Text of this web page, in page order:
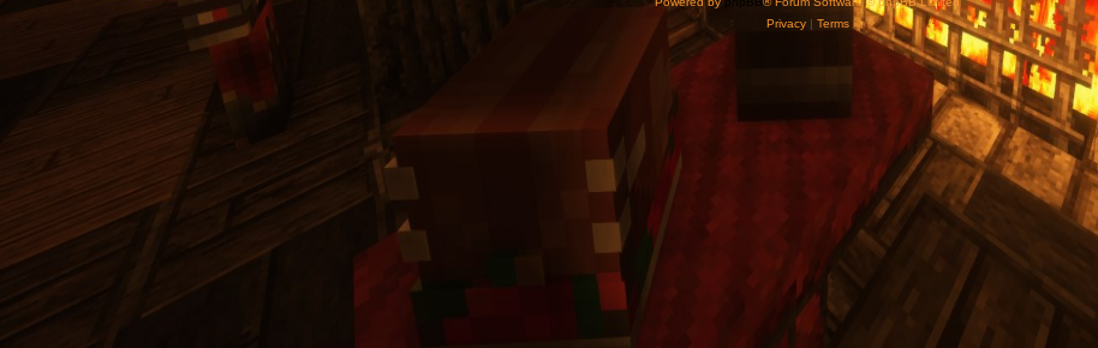
Privacy| Terms